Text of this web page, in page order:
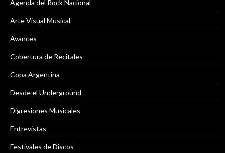
Agenda del Rock Nacional
Arte Visual Musical
Avances
Cobertura de Recitales
Copa Argentina
Desde el Underground
Digresiones Musicales
Entrevistas
Festivales de Discos